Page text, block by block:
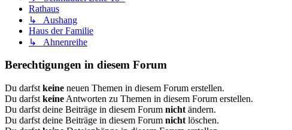
Rathaus
↳ Aushang
Haus der Familie
↳ Ahnenreihe
Berechtigungen in diesem Forum
Du darfst keine neuen Themen in diesem Forum erstellen.
Du darfst keine Antworten zu Themen in diesem Forum erstellen.
Du darfst deine Beiträge in diesem Forum nicht ändern.
Du darfst deine Beiträge in diesem Forum nicht löschen.